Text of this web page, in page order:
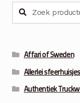
Zoeken
naar:
Zoeken
Affari of Sweden
Allerlei sfeerhuisjes
Authentiek